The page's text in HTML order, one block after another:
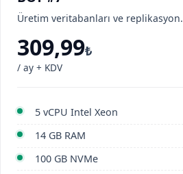
Üretim veritabanları ve replikasyon.
309,99₺
/ ay + KDV
5 vCPU Intel Xeon
14 GB RAM
100 GB NVMe